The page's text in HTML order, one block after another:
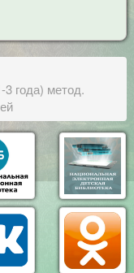
3 года) метод.